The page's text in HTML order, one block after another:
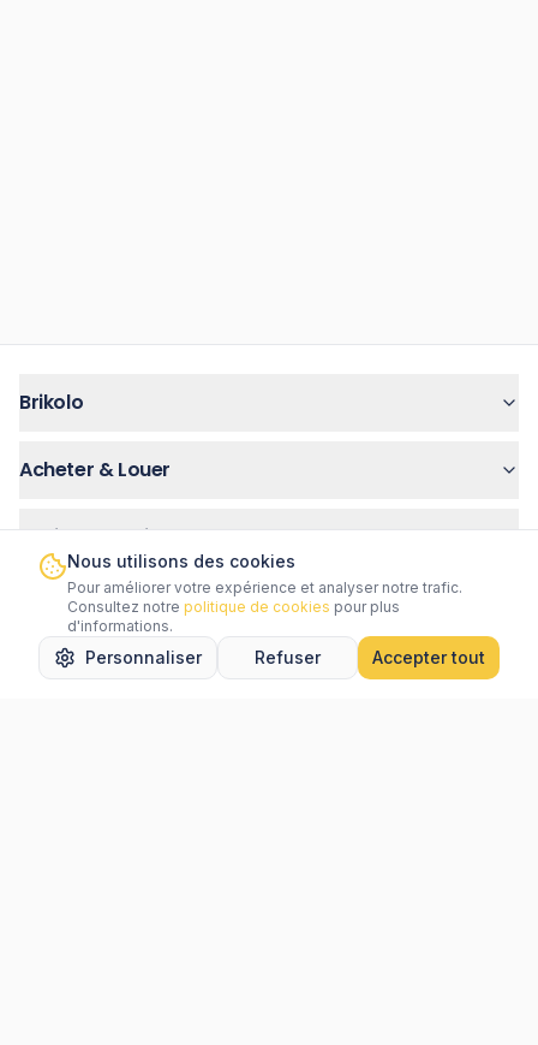
Brikolo
Acheter & Louer
Outils populaires
Services
Aide
Accueil Rechercher Favoris Messages Menu
Nous utilisons des cookies
Pour améliorer votre expérience et analyser notre trafic.
Consultez notre politique de cookies pour plus
d'informations.
Personnaliser Refuser Accepter tout